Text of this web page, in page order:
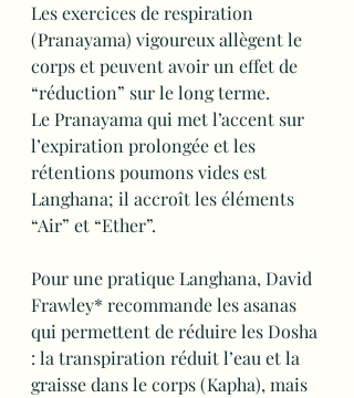
Les exercices de respiration
(Pranayama) vigoureux allègent le
corps et peuvent avoir un effet de
“réduction” sur le long terme.
Le Pranayama qui met l’accent sur
l’expiration prolongée et les
rétentions poumons vides est
Langhana; il accroît les éléments
“Air” et “Ether”.
Pour une pratique Langhana, David
Frawley* recommande les asanas
qui permettent de réduire les Dosha
: la transpiration réduit l’eau et la
graisse dans le corps (Kapha), mais